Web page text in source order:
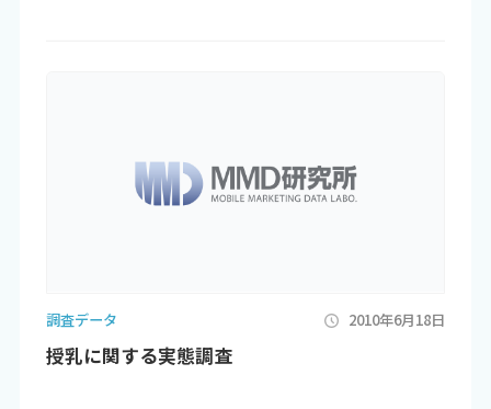
調査データ 2010年6月18日
授乳に関する実態調査